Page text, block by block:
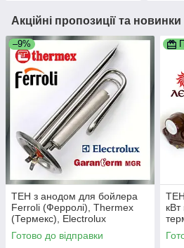
Акційні пропозиції та новинки
–9%
ТЕН з анодом для бойлера
Ferroli (Ферролі), Thermex
(Термекс), Electrolux
(Електролюкс), Garanterm
(Гарантерм) 1500 Вт
Готово до відправки
кВт